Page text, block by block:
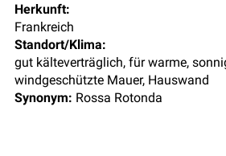
Herkunft:
Frankreich
Standort/Klima:
gut kälteverträglich, für warme,
windgeschützte Mauer, Hauswand
Synonym: Rossa Rotonda